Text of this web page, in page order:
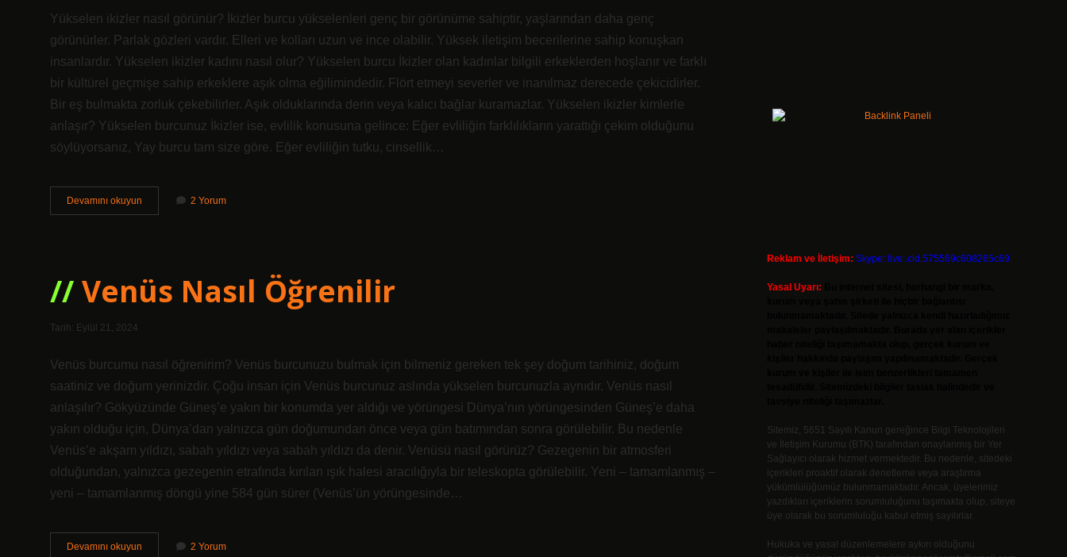
Yükselen ikizler nasıl görünür? İkizler burcu yükselenleri genç bir görünüme sahiptir, yaşlarından daha genç
görünürler. Parlak gözleri vardır. Elleri ve kolları uzun ve ince olabilir. Yüksek iletişim becerilerine sahip konuşkan
insanlardır. Yükselen ikizler kadını nasıl olur? Yükselen burcu İkizler olan kadınlar bilgili erkeklerden hoşlanır ve farklı
bir kültürel geçmişe sahip erkeklere aşık olma eğilimindedir. Flört etmeyi severler ve inanılmaz derecede çekicidirler.
Bir eş bulmakta zorluk çekebilirler. Aşık olduklarında derin veya kalıcı bağlar kuramazlar. Yükselen ikizler kimlerle
anlaşır? Yükselen burcunuz İkizler ise, evlilik konusuna gelince: Eğer evliliğin farklılıkların yarattığı çekim olduğunu
söylüyorsanız, Yay burcu tam size göre. Eğer evliliğin tutku, cinsellik…
Devamını okuyun Yükselen
İKizler
2 Yorum
Venüs Nasıl Öğrenilir
Tarih: Eylül 21, 2024
Venüs burcumu nasıl öğrenirim? Venüs burcunuzu bulmak için bilmeniz gereken tek şey doğum tarihiniz, doğum
saatiniz ve doğum yerinizdir. Çoğu insan için Venüs burcunuz aslında yükselen burcunuzla aynıdır. Venüs nasıl
anlaşılır? Gökyüzünde Güneş’e yakın bir konumda yer aldığı ve yörüngesi Dünya’nın yörüngesinden Güneş’e daha
yakın olduğu için, Dünya’dan yalnızca gün doğumundan önce veya gün batımından sonra görülebilir. Bu nedenle
Venüs’e akşam yıldızı, sabah yıldızı veya sabah yıldızı da denir. Venüsü nasıl görürüz? Gezegenin bir atmosferi
olduğundan, yalnızca gezegenin etrafında kırılan ışık halesi aracılığıyla bir teleskopta görülebilir. Yeni – tamamlanmış –
yeni – tamamlanmış döngü yine 584 gün sürer (Venüs’ün yörüngesinde…
Devamını okuyun 2 Yorum
Reklam ve İletişim: Skype: live:.cid.575569c608265c69
Yasal Uyarı:
Sitemiz, 5651 Sayılı Kanun gereğince Bilgi Teknolojileri
ve İletişim Kurumu (BTK) tarafından onaylanmış bir Yer
Sağlayıcı olarak hizmet vermektedir. Bu nedenle, sitedeki
içerikleri proaktif olarak denetleme veya araştırma
yükümlülüğümüz bulunmamaktadır. Ancak, üyelerimiz
yazdıkları içeriklerin sorumluluğunu taşımakta olup, siteye
üye olarak bu sorumluluğu kabul etmiş sayılırlar.
Hukuka ve yasal düzenlemelere aykırı olduğunu